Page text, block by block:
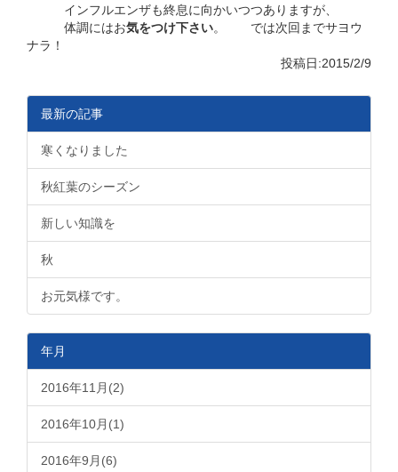
インフルエンザも終息に向かいつつありますが、
体調にはお気をつけ下さい。 では次回までサヨウ
ナラ！
投稿日:2015/2/9
最新の記事
寒くなりました
秋紅葉のシーズン
新しい知識を
秋
お元気様です。
年月
2016年11月(2)
2016年10月(1)
2016年9月(6)